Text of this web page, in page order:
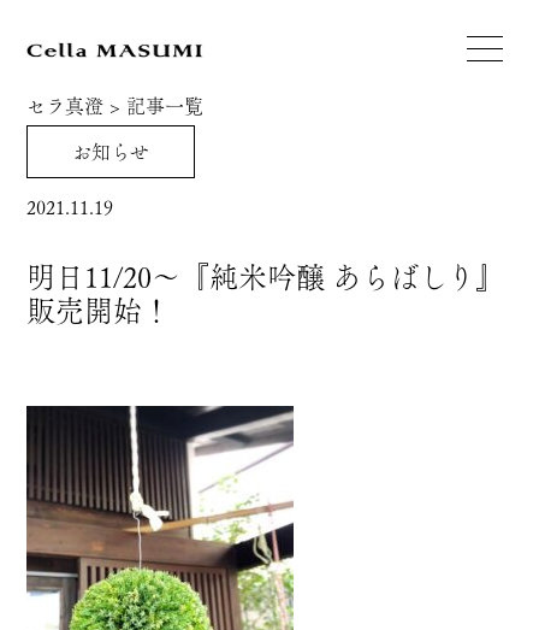
セラ真澄 > 記事一覧
お知らせ
2021.11.19
明日11/20～『純米吟醸 あらばしり』
販売開始！